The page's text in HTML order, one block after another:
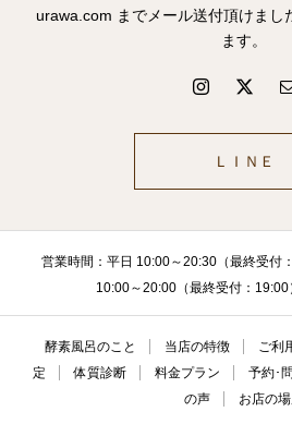
urawa.com までメール送付頂けまし
ます。
ＬＩＮＥ
営業時間：平日 10:00～20:30（最終受付
10:00～20:00（最終受付：19:00
酵素風呂のこと 当店の特徴 ご利
定
体質診断 料金プラン 予約･
の声
お店の